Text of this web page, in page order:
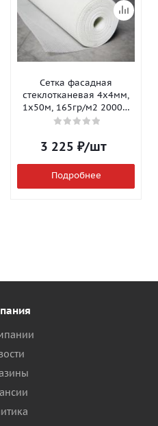
Сетка фасадная
стеклотканевая 4х4мм,
1х50м, 165гр/м2 2000Н
Isomax-165
3 225 ₽/шт
Подробнее